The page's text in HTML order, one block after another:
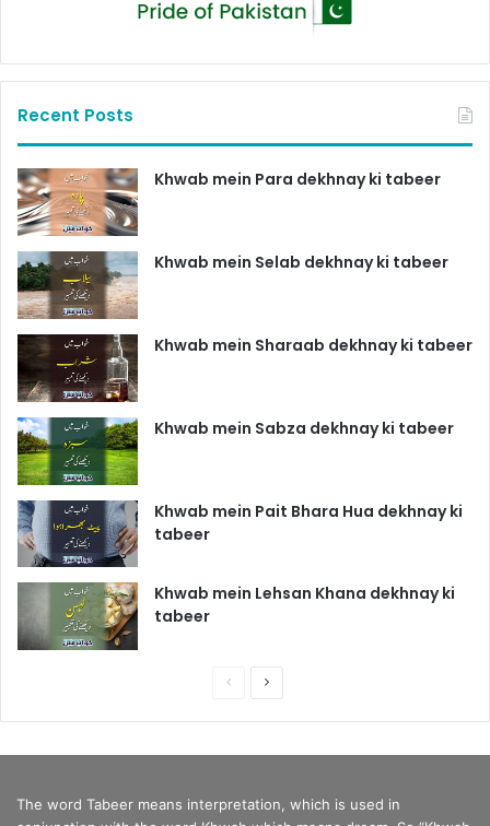
Recent Posts
Khwab mein Para dekhnay ki tabeer
Khwab mein Selab dekhnay ki tabeer
Khwab mein Sharaab dekhnay ki tabeer
Khwab mein Sabza dekhnay ki tabeer
Khwab mein Pait Bhara Hua dekhnay ki
tabeer
Khwab mein Lehsan Khana dekhnay ki
tabeer
i
p
The word Tabeer means interpretation, which is used in